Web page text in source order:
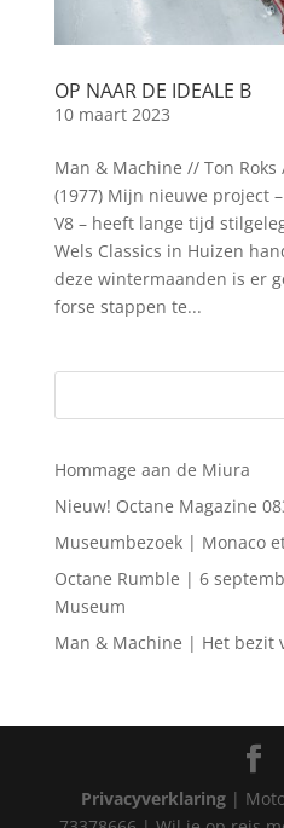
OP NAAR DE IDEALE B
10 maart 2023
Man & Machine // Ton Roks
(1977) Mijn nieuwe project
V8 – heeft lange tijd
Wels Classics in Huizen
deze wintermaanden is er
forse stappen te...
Hommage aan de Miura
Nieuw! Octane Magazine
Museumbezoek | Monaco
Octane Rumble | 6
Museum
Man & Machine | Het bezit
Privacyverklaring |